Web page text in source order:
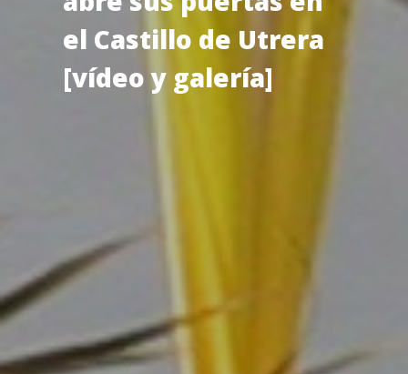
el Castillo de Utrera
[vídeo y galería]